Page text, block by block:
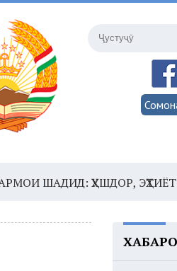
ҲУШДОР, ЭҲТИЁТ ВА